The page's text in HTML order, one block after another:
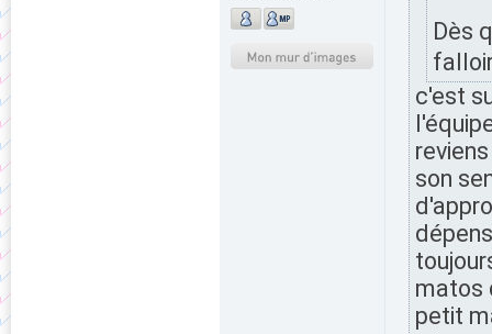
Dès
c'est
son
matos
petit